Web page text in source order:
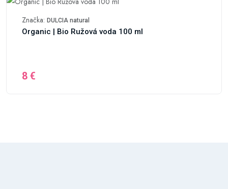
Značka: DULCIA natural
Organic | Bio Ružová voda 100 ml
8 €